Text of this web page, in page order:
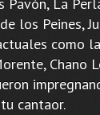
Pavón, La
los Peines,
como
Chano
cantaor.